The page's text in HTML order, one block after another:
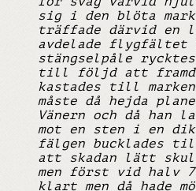
sig i den blöta
träffade därvid en
avdelade flygfältet
stängselpåle rycktes
till följd att
kastades till
måste då hejda
Vänern och då han
mot en sten i en
fälgen bucklades
att skadan lätt
men först vid halv
klart men då hade